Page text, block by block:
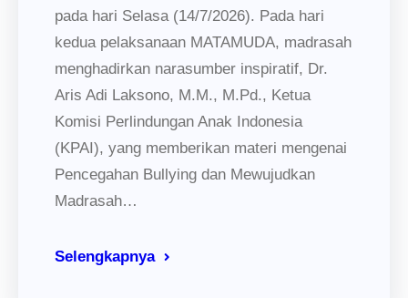
pada hari Selasa (14/7/2026). Pada hari
kedua pelaksanaan MATAMUDA, madrasah
menghadirkan narasumber inspiratif, Dr.
Aris Adi Laksono, M.M., M.Pd., Ketua
Komisi Perlindungan Anak Indonesia
(KPAI), yang memberikan materi mengenai
Pencegahan Bullying dan Mewujudkan
Madrasah…
Selengkapnya